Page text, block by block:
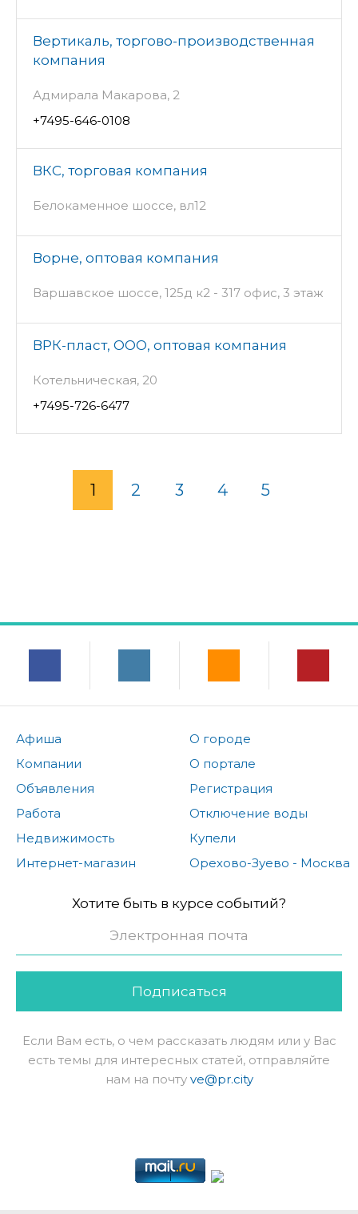
Вертикаль, торгово-производственная
компания
Адмирала Макарова, 2
+7495-646-0108
ВКС, торговая компания
Белокаменное шоссе, вл12
Ворне, оптовая компания
Варшавское шоссе, 125д к2 - 317 офис, 3 этаж
ВРК-пласт, ООО, оптовая компания
Котельническая, 20
+7495-726-6477
1 2 3 4 5
Афиша
Компании
Объявления
Работа
Недвижимость
Интернет-магазин
О городе
О портале
Регистрация
Отключение воды
Купели
Орехово-Зуево - Москва
Хотите быть в курсе событий?
Подписаться
Если Вам есть, о чем рассказать людям или у Вас
есть темы для интересных статей, отправляйте
нам на почту ve@pr.city